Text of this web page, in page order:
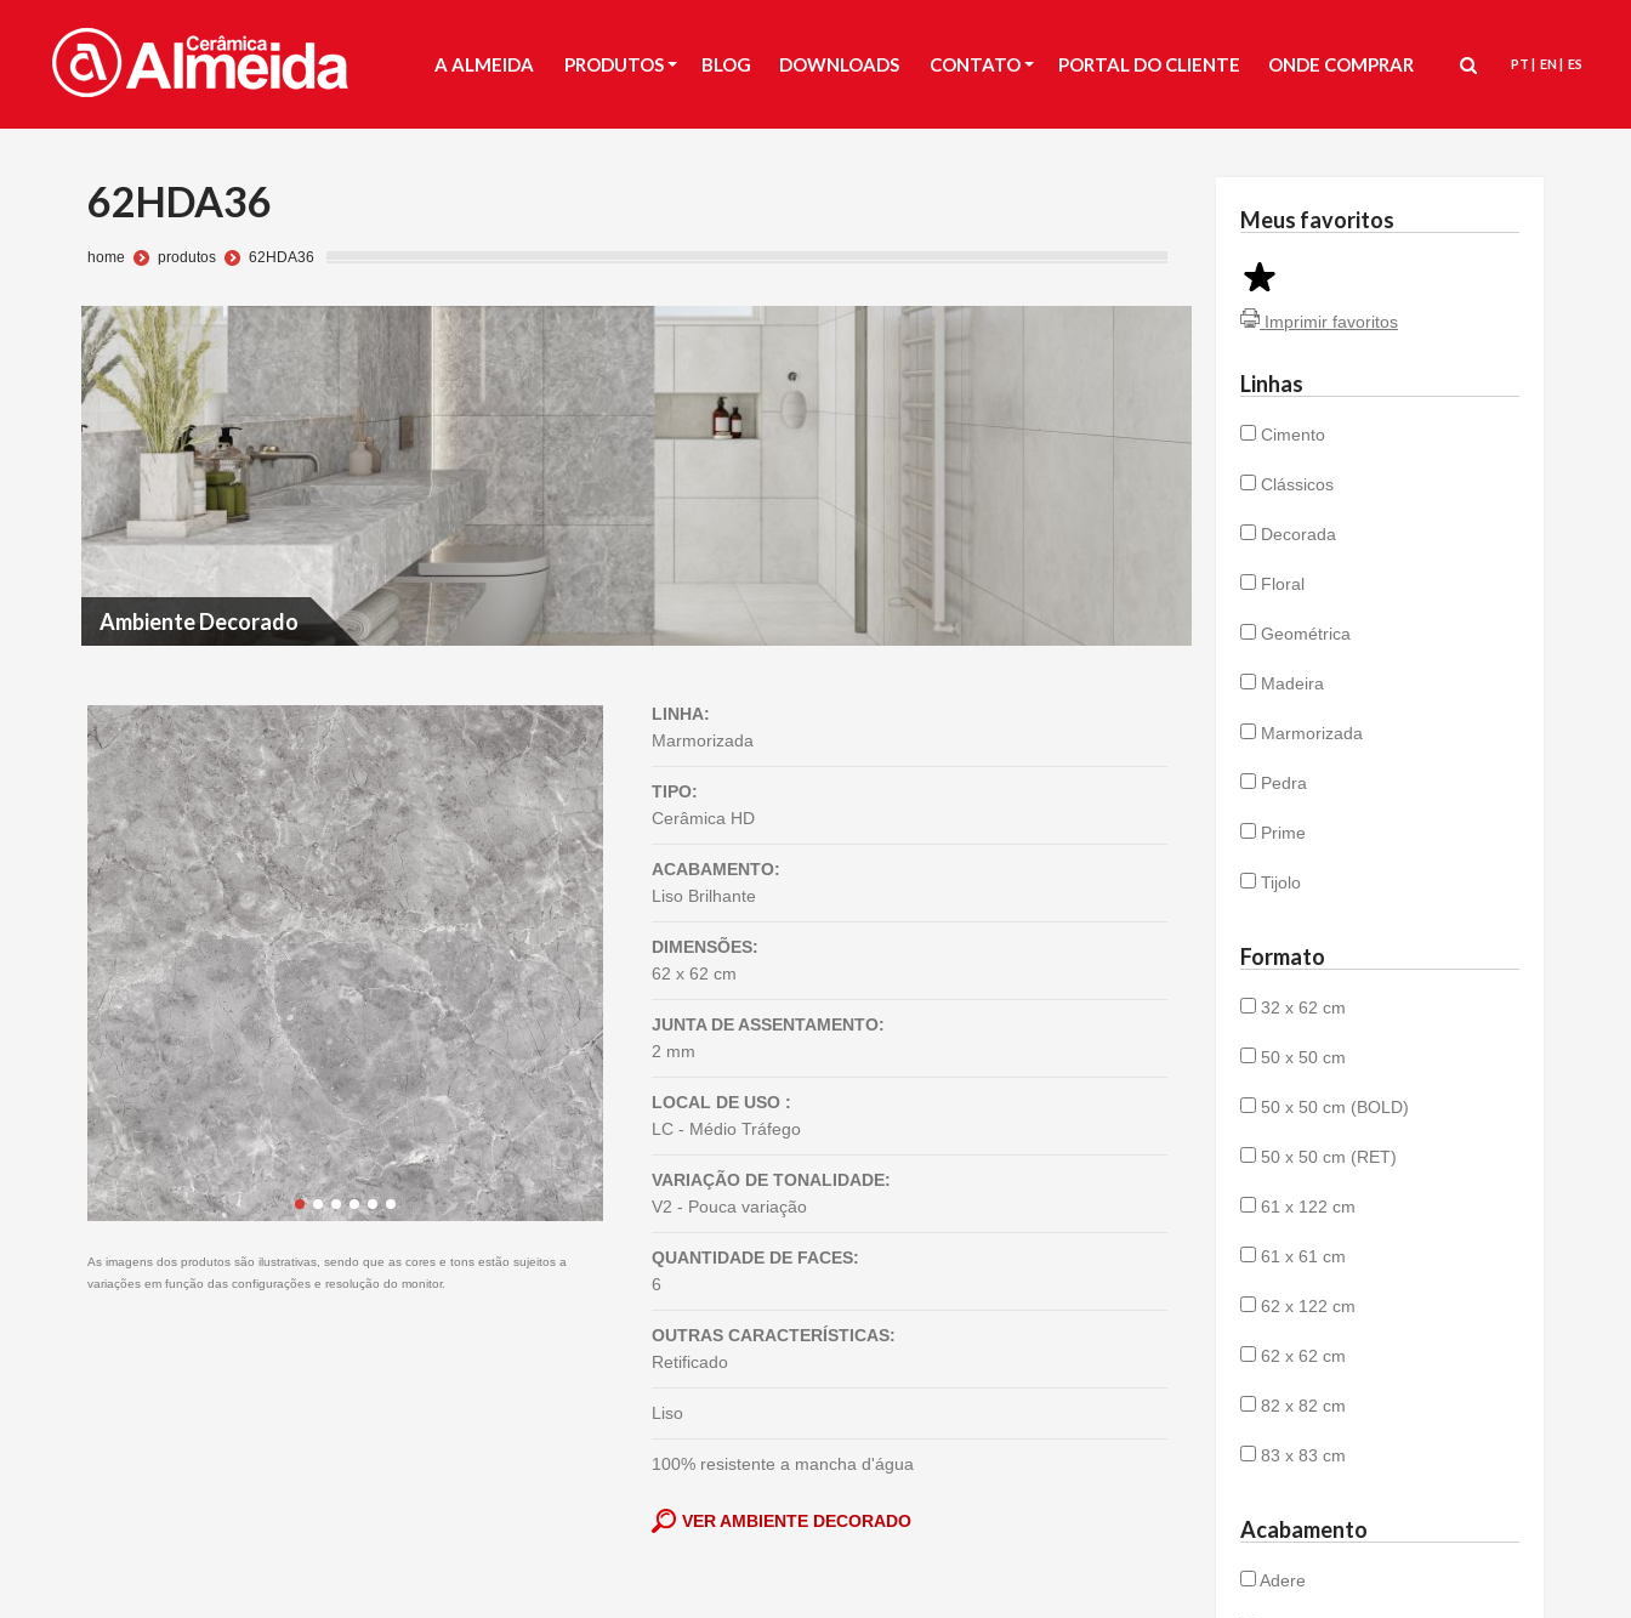
A ALMEIDA PRODUTOS BLOG DOWNLOADS CONTATO PORTAL DO CLIENTE ONDE COMPRAR PT | EN | ES
62HDA36
Você está aqui:
home produtos 62HDA36
Ambiente Decorado
As imagens dos produtos são ilustrativas, sendo que as cores e tons estão sujeitos a
variações em função das configurações e resolução do monitor.
LINHA:
Marmorizada
TIPO:
Cerâmica HD
ACABAMENTO:
Liso Brilhante
DIMENSÕES:
62 x 62 cm
JUNTA DE ASSENTAMENTO:
2 mm
LOCAL DE USO :
LC - Médio Tráfego
VARIAÇÃO DE TONALIDADE:
V2 - Pouca variação
QUANTIDADE DE FACES:
6
OUTRAS CARACTERÍSTICAS:
Retificado
Liso
100% resistente a mancha d'água
VER AMBIENTE DECORADO
Meus favoritos
Imprimir favoritos
Linhas
Cimento
Clássicos
Decorada
Floral
Geométrica
Madeira
Marmorizada
Pedra
Prime
Tijolo
Formato
32 x 62 cm
50 x 50 cm
50 x 50 cm (BOLD)
50 x 50 cm (RET)
61 x 122 cm
61 x 61 cm
62 x 122 cm
62 x 62 cm
82 x 82 cm
83 x 83 cm
Acabamento
Adere